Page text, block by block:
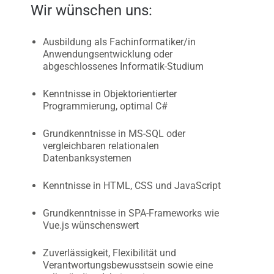
Wir wünschen uns:
Ausbildung als Fachinformatiker/in
Anwendungsentwicklung oder
abgeschlossenes Informatik-Studium
Kenntnisse in Objektorientierter
Programmierung, optimal C#
Grundkenntnisse in MS-SQL oder
vergleichbaren relationalen
Datenbanksystemen
Kenntnisse in HTML, CSS und JavaScript
Grundkenntnisse in SPA-Frameworks wie
Vue.js wünschenswert
Zuverlässigkeit, Flexibilität und
Verantwortungsbewusstsein sowie eine